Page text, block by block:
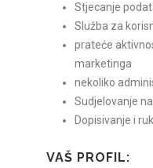
Stjecanje
Služba za
prateće
marketinga
nekoliko
Sudjelovanje
Dopisivanje i
VAŠ PROFIL: